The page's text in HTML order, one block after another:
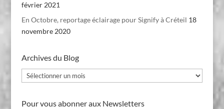
février 2021
En Octobre, reportage éclairage pour Signify à Créteil 18
novembre 2020
Archives du Blog
Archives
Pour vous abonner aux Newsletters